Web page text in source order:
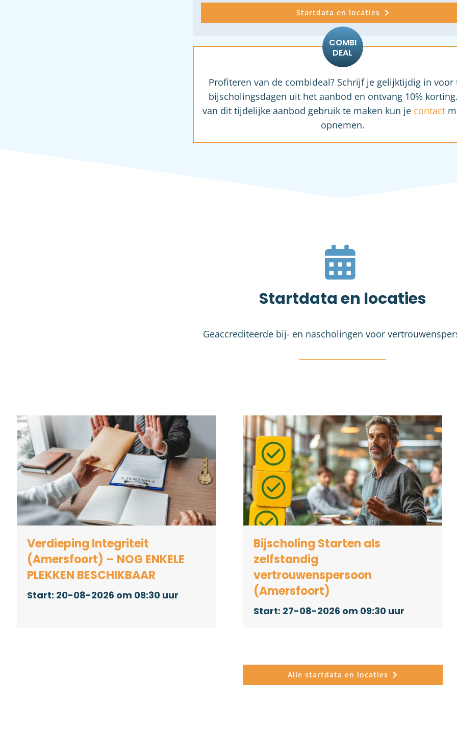
Startdata en locaties
Profiteren van de combideal? Schrijf je gelijktijdig in voor
bijscholingsdagen uit het aanbod en ontvang 10%
van dit tijdelijke aanbod gebruik te maken kun je contact
opnemen.
Startdata en locaties
Geaccrediteerde bij- en nascholingen voor
Verdieping Integriteit
(Amersfoort) – NOG ENKELE
PLEKKEN BESCHIKBAAR
20-08-2026 om 09:30
Bijscholing Starten als
zelfstandig
vertrouwenspersoon
(Amersfoort)
27-08-2026 om 09:30
Alle startdata en locaties